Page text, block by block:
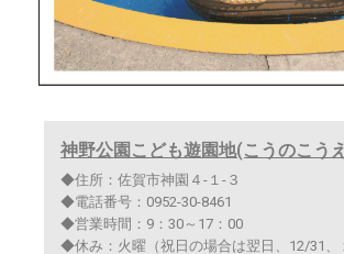
神野公園こども遊園地(こうのこう
◆住所：佐賀市神園４-１-３
◆電話番号：0952-30-8461
◆営業時間：9：30～17：00
◆休み：火曜（祝日の場合は翌日、12/31、